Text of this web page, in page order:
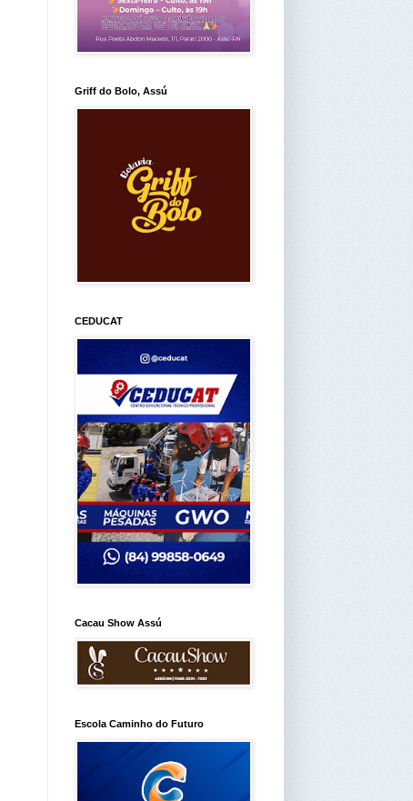
Griff do Bolo, Assú
CEDUCAT
Cacau Show Assú
Escola Caminho do Futuro